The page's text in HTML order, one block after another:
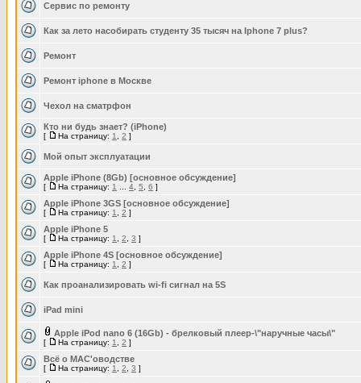
Сервис по ремонту
Как за лето насобирать студенту 35 тысяч на Iphone 7 plus?
Ремонт
Ремонт iphone в Москве
Чехол на сматрфон
Кто ни будь знает? (iPhone)
[ На страницу: 1 2 ]
Мой опыт эксплуатации
Apple iPhone (8Gb) [основное обсуждение]
[ На страницу: 1 4 5 6 ]
Apple iPhone 3GS [основное обсуждение]
[ На страницу: 1 2 ]
Apple iPhone 5
[ На страницу: 1 2 3 ]
Apple iPhone 4S [основное обсуждение]
[ На страницу: 1 2 ]
Как проанализировать wi-fi сигнал на 5S
iPad mini
Apple iPod nano 6 (16Gb) - брелковый плеер-\"наручные часы\"
[ На страницу: 1 2 ]
Всё о МАС'оводстве
[ На страницу: 1 2 3 ]